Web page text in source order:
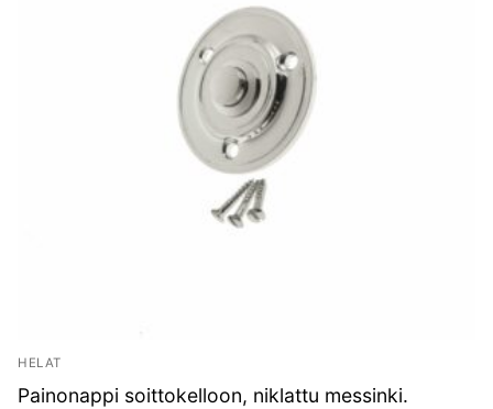
HELAT
Painonappi soittokelloon, niklattu messinki.